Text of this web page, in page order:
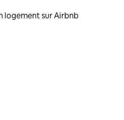
logement sur Airbnb